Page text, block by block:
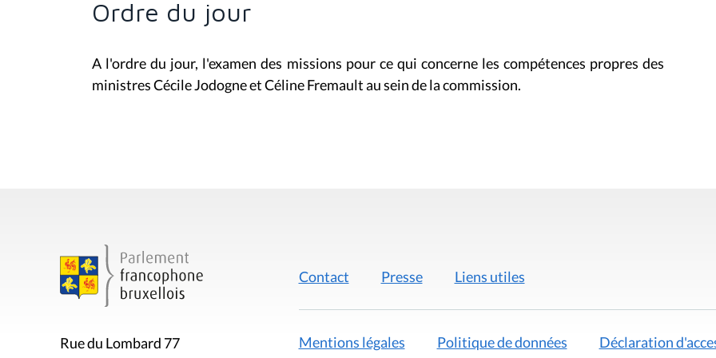
Ordre du jour
A l'ordre du jour, l'examen des missions pour ce qui concerne les compétences propres des
ministres Cécile Jodogne et Céline Fremault au sein de la commission.
Rue du Lombard 77
Contact Presse Liens utiles
Mentions légales Politique de données Déclaration